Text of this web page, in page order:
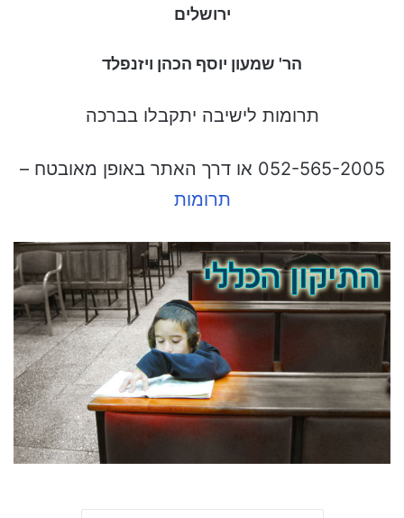
ירושלים
הר' שמעון יוסף הכהן ויזנפלד
תרומות לישיבה יתקבלו בברכה
052-565-2005 או דרך האתר באופן מאובטח –
תרומות